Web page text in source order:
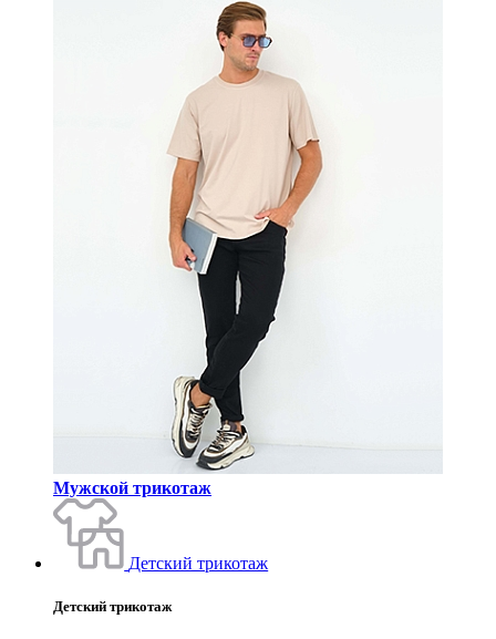
Мужской трикотаж
Детский трикотаж
Детский трикотаж